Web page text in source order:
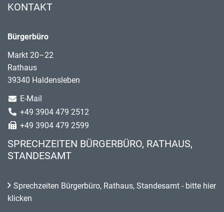
KONTAKT
Bürgerbüro
Markt 20–22
Rathaus
39340 Haldensleben
E-Mail
+49 3904 479 2512
+49 3904 479 2599
SPRECHZEITEN BÜRGERBÜRO, RATHAUS,
STANDESAMT
Sprechzeiten Bürgerbüro, Rathaus, Standesamt - bitte hier
klicken